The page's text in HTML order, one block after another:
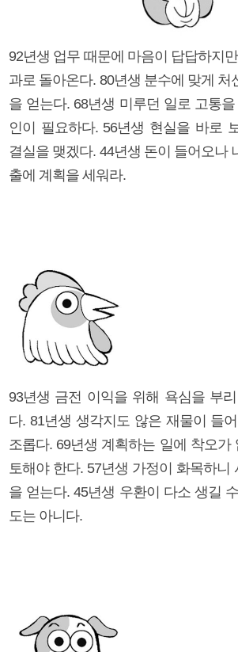
92년생 업무 때문에 마음이 답답하지
과로 돌아온다. 80년생 분수에 맞게 처
을 얻는다. 68년생 미루던 일로 고통
인이 필요하다. 56년생 현실을 바로
결실을 맺겠다. 44년생 돈이 들어오나
출에 계획을 세워라.
93년생 금전 이익을 위해 욕심을 부
다. 81년생 생각지도 않은 재물이 들
조롭다. 69년생 계획하는 일에 착오가
토해야 한다. 57년생 가정이 화목하니
을 얻는다. 45년생 우환이 다소 생길
도는 아니다.